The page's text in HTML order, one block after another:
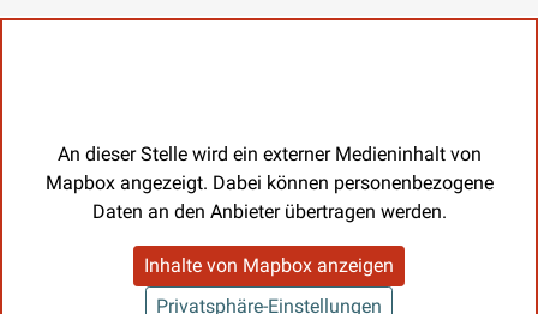
An dieser Stelle wird ein externer Medieninhalt von
Mapbox angezeigt. Dabei können personenbezogene
Daten an den Anbieter übertragen werden.
Inhalte von Mapbox anzeigen
Privatsphäre-Einstellungen